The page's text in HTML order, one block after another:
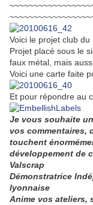
Voici le projet club du
Projet placé sous le
faux métal, mais
Voici une carte faite
Et pour répondre au
Je vous souhaite
vos commentaires,
touchent
développement de
Valscrap
Démonstratrice
lyonnaise
Anime vos ateliers,